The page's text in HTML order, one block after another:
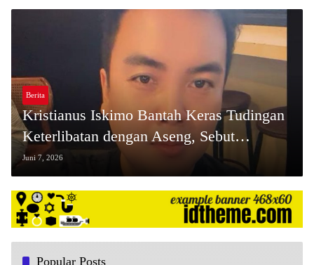
Berita
Kristianus Iskimo Bantah Keras Tudingan
Keterlibatan dengan Aseng, Sebut
Sejumlah Informasi yang Beredar Tidak
Berdasar dan Menyesatkan
Juni 7, 2026
Popular Posts